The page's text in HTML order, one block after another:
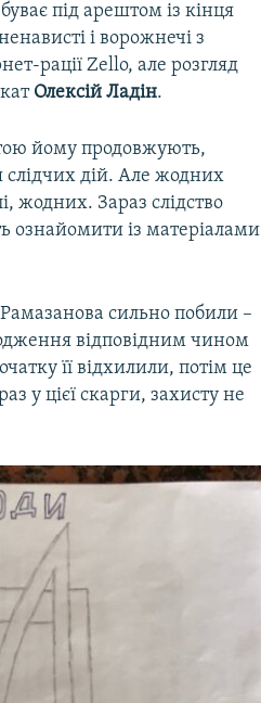
під арештом із кінця
і ворожнечі з
рації Zello, але розгляд
Олексій Ладін.
йому продовжують,
дій. Але жодних
жодних. Зараз слідство
ознайомити із матеріалами
сильно побили –
відповідним чином
її відхилили, потім це
у цієї скарги, захисту не